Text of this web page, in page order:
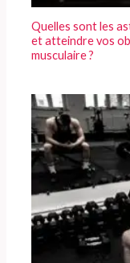
Quelles sont les
et atteindre vos
musculaire ?